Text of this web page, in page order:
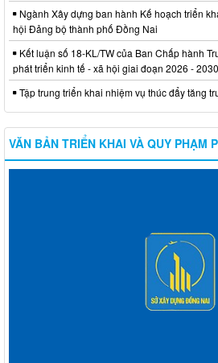
Ngành Xây dựng ban hành Kế hoạch triển
hội Đảng bộ thành phố Đồng Nai
Kết luận số 18-KL/TW của Ban Chấp hành
phát triển kinh tế - xã hội giai đoạn 2026 - 2030
Tập trung triển khai nhiệm vụ thúc đẩy tăng
VĂN BẢN TRIỂN KHAI VÀ QUY PHẠM